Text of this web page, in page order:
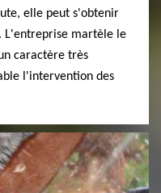
elle peut s'obtenir
L'entreprise martèle le
caractère très
l'intervention des